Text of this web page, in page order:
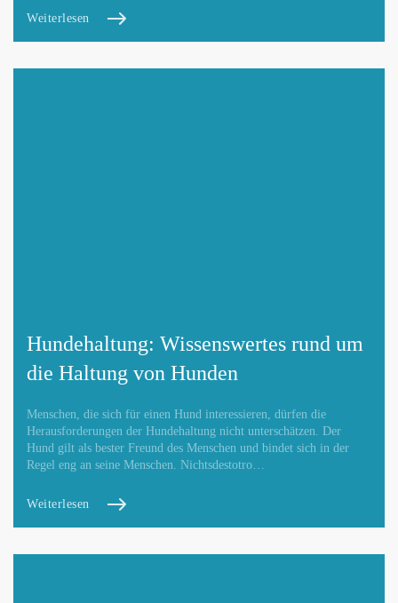
Weiterlesen
Hundehaltung: Wissenswertes rund um
die Haltung von Hunden
Menschen, die sich für einen Hund interessieren, dürfen die
Herausforderungen der Hundehaltung nicht unterschätzen. Der
Hund gilt als bester Freund des Menschen und bindet sich in der
Regel eng an seine Menschen. Nichtsdestotro…
Weiterlesen